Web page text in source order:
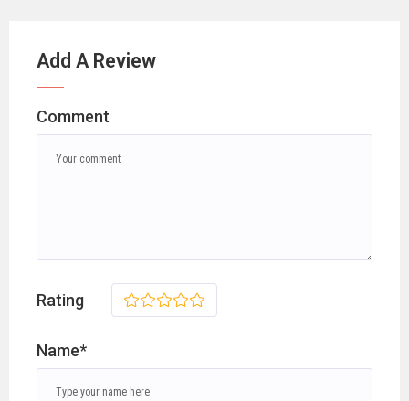
Add A Review
Comment
Rating 5
4
3
2
Name*